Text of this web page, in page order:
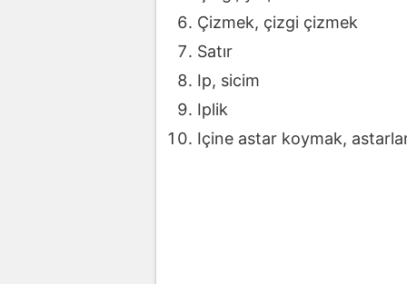
Çizmek, çizgi çizmek
Satır
Ip, sicim
Iplik
Içine astar koymak,